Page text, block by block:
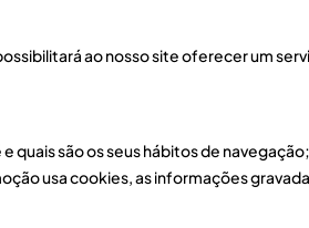
ao nosso site oferecer um
quais são os seus hábitos de navegação;
usa cookies, as informações